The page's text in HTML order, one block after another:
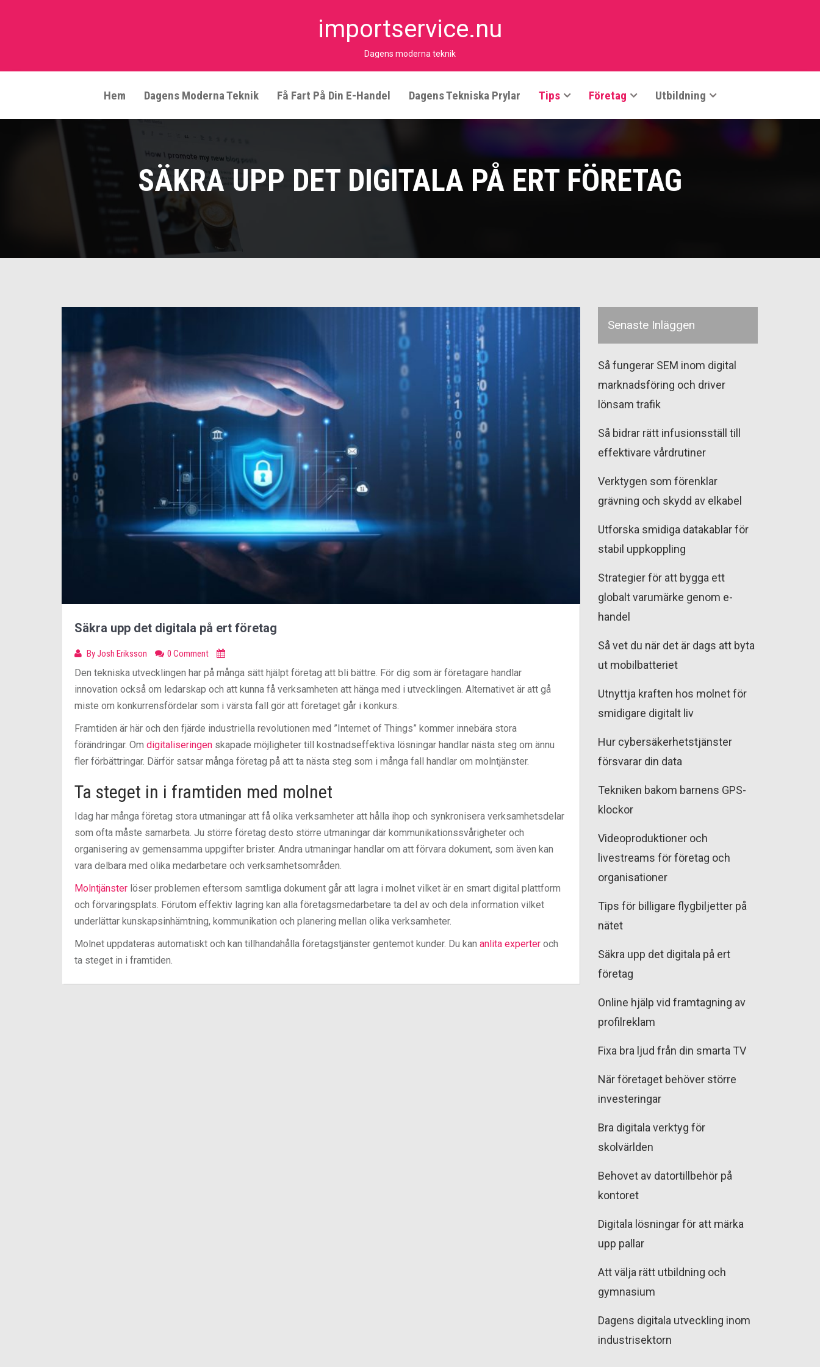
importservice.nu
Dagens moderna teknik
Hem Dagens Moderna Teknik Få Fart På Din E-Handel Dagens Tekniska Prylar Tips Företag Utbildning
SÄKRA UPP DET DIGITALA PÅ ERT FÖRETAG
Säkra upp det digitala på ert företag
ByJosh Eriksson 0 Comment
Den tekniska utvecklingen har på många sätt hjälpt företag att bli bättre. För dig som är företagare handlar
innovation också om ledarskap och att kunna få verksamheten att hänga med i utvecklingen. Alternativet är att gå
miste om konkurrensfördelar som i värsta fall gör att företaget går i konkurs.
Framtiden är här och den fjärde industriella revolutionen med ”Internet of Things” kommer innebära stora
förändringar. Om digitaliseringen skapade möjligheter till kostnadseffektiva lösningar handlar nästa steg om ännu
fler förbättringar. Därför satsar många företag på att ta nästa steg som i många fall handlar om molntjänster.
Ta steget in i framtiden med molnet
Idag har många företag stora utmaningar att få olika verksamheter att hålla ihop och synkronisera verksamhetsdelar
som ofta måste samarbeta. Ju större företag desto större utmaningar där kommunikationssvårigheter och
organisering av gemensamma uppgifter brister. Andra utmaningar handlar om att förvara dokument, som även kan
vara delbara med olika medarbetare och verksamhetsområden.
Molntjänster löser problemen eftersom samtliga dokument går att lagra i molnet vilket är en smart digital plattform
och förvaringsplats. Förutom effektiv lagring kan alla företagsmedarbetare ta del av och dela information vilket
underlättar kunskapsinhämtning, kommunikation och planering mellan olika verksamheter.
Molnet uppdateras automatiskt och kan tillhandahålla företagstjänster gentemot kunder. Du kan anlita experter och
ta steget in i framtiden.
Senaste Inläggen
Så fungerar SEM inom digital
marknadsföring och driver
lönsam trafik
Så bidrar rätt infusionsställ till
effektivare vårdrutiner
Verktygen som förenklar
grävning och skydd av elkabel
Utforska smidiga datakablar för
stabil uppkoppling
Strategier för att bygga ett
globalt varumärke genom e-
handel
Så vet du när det är dags att byta
ut mobilbatteriet
Utnyttja kraften hos molnet för
smidigare digitalt liv
Hur cybersäkerhetstjänster
försvarar din data
Tekniken bakom barnens GPS-
klockor
Videoproduktioner och
livestreams för företag och
organisationer
Tips för billigare flygbiljetter på
nätet
Säkra upp det digitala på ert
företag
Online hjälp vid framtagning av
profilreklam
Fixa bra ljud från din smarta TV
När företaget behöver större
investeringar
Bra digitala verktyg för
skolvärlden
Behovet av datortillbehör på
kontoret
Digitala lösningar för att märka
upp pallar
Att välja rätt utbildning och
gymnasium
Dagens digitala utveckling inom
industrisektorn